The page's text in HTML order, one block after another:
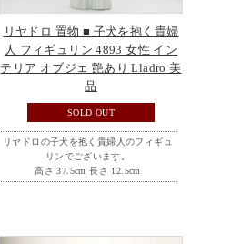
リヤドロ 置物 ■ 子犬を抱く貴婦
人 フィギュリン 4893 女性 イン
テリア オブジェ 艶あり Lladro 美
品
SOLD OUT
リヤドロの子犬を抱く貴婦人のフィギュ
リンでございます。
高さ 37.5cm 長さ 12.5cm